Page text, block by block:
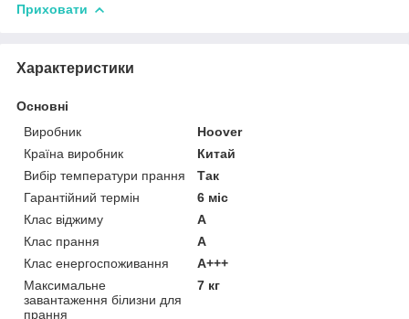
Приховати
Характеристики
Основні
Виробник
Hoover
Країна виробник
Китай
Вибір температури прання
Так
Гарантійний термін
6 міс
Клас віджиму
A
Клас прання
A
Клас енергоспоживання
A+++
Максимальне
завантаження білизни для
прання
7 кг